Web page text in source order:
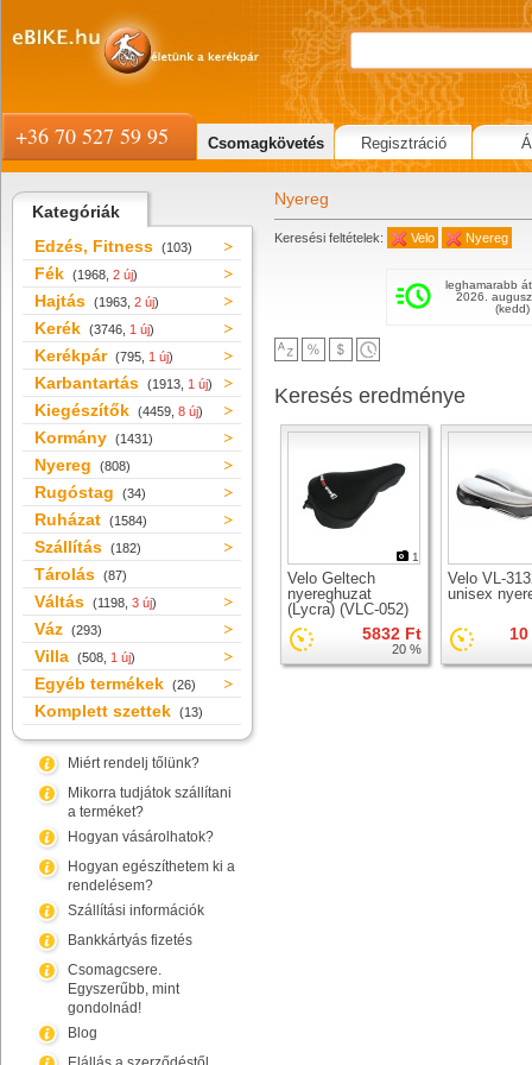
Kategóriák
Edzés, Fitness (103)
Fék (1968, 2 új)
Hajtás (1963, 2 új)
Kerék (3746, 1 új)
Kerékpár (795, 1 új)
Karbantartás (1913, 1 új)
Kiegészítők (4459, 8 új)
Kormány (1431)
Nyereg (808)
Rugóstag (34)
Ruházat (1584)
Szállítás (182)
Tárolás (87)
Váltás (1198, 3 új)
Váz (293)
Villa (508, 1 új)
Egyéb termékek (26)
Komplett szettek (13)
Miért rendelj tőlünk?
Mikorra tudjátok szállítani
a terméket?
Hogyan vásárolhatok?
Hogyan egészíthetem ki a
rendelésem?
Szállítási információk
Bankkártyás fizetés
Csomagcsere.
Egyszerűbb, mint
gondolnád!
Blog
Nyereg
Keresési feltételek: Velo Nyereg
leghamarabb
2026.
(kedd)
Keresés eredménye
1
Velo Geltech
nyereghuzat
(Lycra) (VLC-052)
vékony védőhuzat
5832 Ft
20 %
Velo VL-
unisex
+36 70 527 59 95 Csomagkövetés Regisztráció